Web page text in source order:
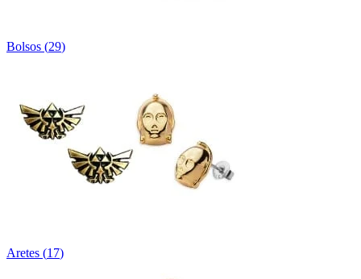
Bolsos (29)
Aretes (17)